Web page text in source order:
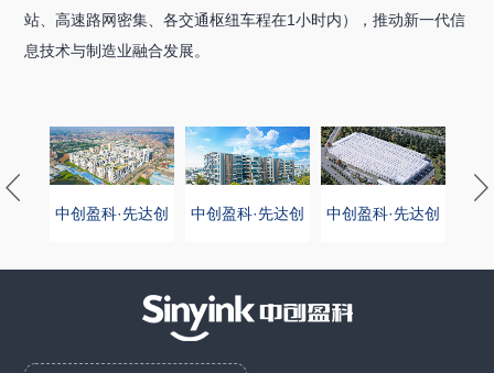
站、高速路网密集、各交通枢纽车程在1小时内），推动新一代信
息技术与制造业融合发展。
中创盈科·先达创
新园
中创盈科·先达创
新园
中创盈科·先达创
新园